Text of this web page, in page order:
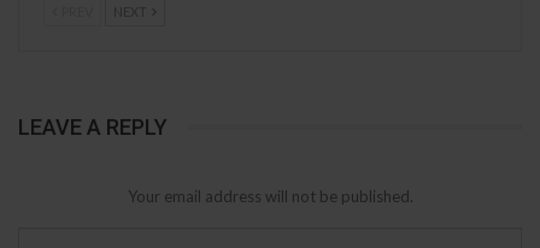
NEXT
LEAVE A REPLY
Your email address will not be published.